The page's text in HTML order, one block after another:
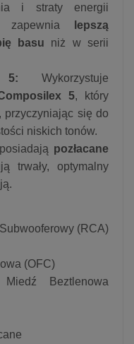
i straty energii
zapewnia
lepszą
basu niż w serii
5: Wykorzystuje
5, który
przyczyniając się do
niskich tonów.
pozłacane
trwały, optymalny
(RCA)
(OFC)
Beztlenowa